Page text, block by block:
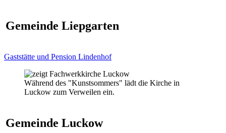
Gemeinde Liepgarten
Gaststätte und Pension Lindenhof
Während des "Kunstsommers" lädt die Kirche in
Luckow zum Verweilen ein.
Gemeinde Luckow